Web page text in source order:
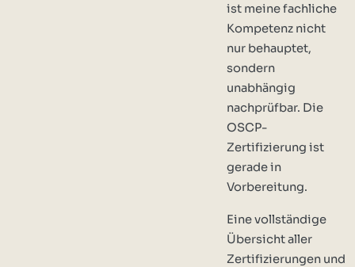
ist meine fachliche
Kompetenz nicht
nur behauptet,
sondern
unabhängig
nachprüfbar. Die
OSCP-
Zertifizierung ist
gerade in
Vorbereitung.
Eine vollständige
Übersicht aller
Zertifizierungen und